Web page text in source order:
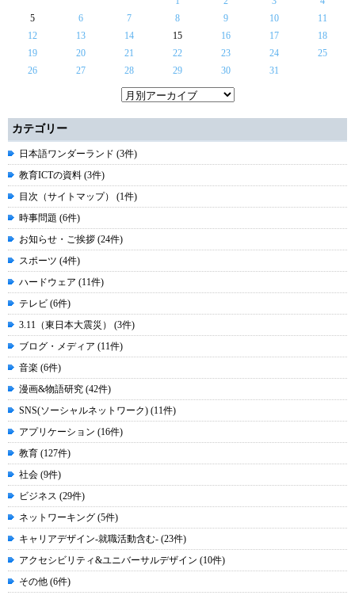
5
6 7 8 9 10
11
12
13 14 15 16 17
18
19
20 21 22 23 24
25
26
27 28 29 30 31
カテゴリー
日本語ワンダーランド (3件)
教育ICTの資料 (3件)
目次（サイトマップ） (1件)
時事問題 (6件)
お知らせ・ご挨拶 (24件)
スポーツ (4件)
ハードウェア (11件)
テレビ (6件)
3.11（東日本大震災） (3件)
ブログ・メディア (11件)
音楽 (6件)
漫画&物語研究 (42件)
SNS(ソーシャルネットワーク) (11件)
アプリケーション (16件)
教育 (127件)
社会 (9件)
ビジネス (29件)
ネットワーキング (5件)
キャリアデザイン-就職活動含む- (23件)
アクセシビリティ&ユニバーサルデザイン (10件)
その他 (6件)